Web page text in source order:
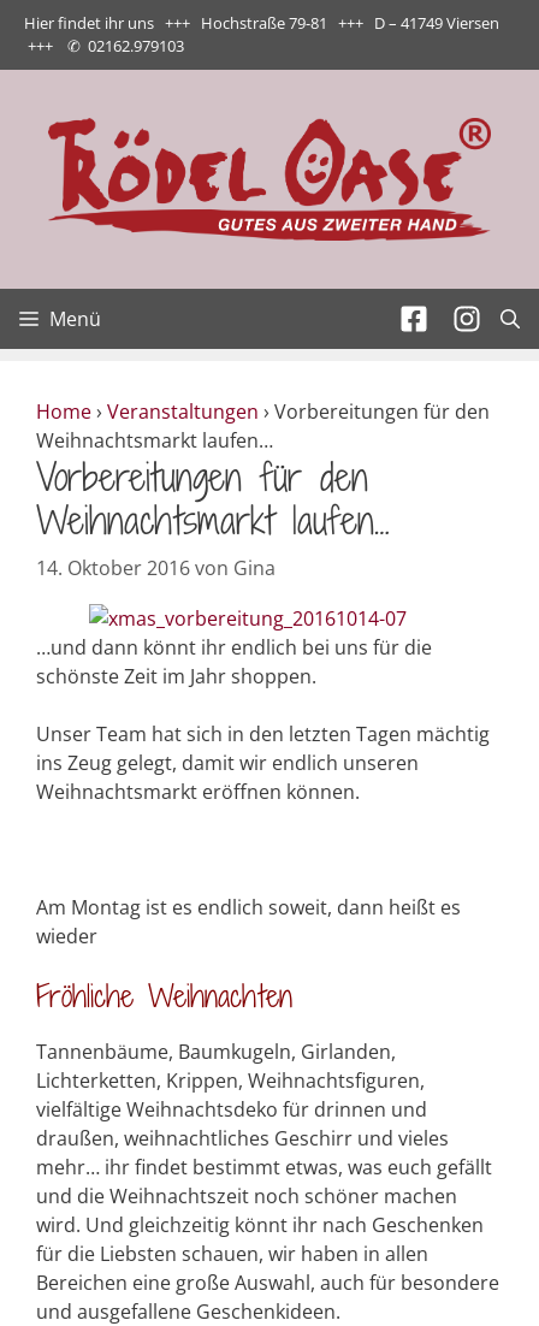
Zum
Inhalt
springen
Hier findet ihr uns +++ Hochstraße 79-81 +++ D – 41749 Viersen
+++ ✆ 02162.979103
Menü
Home› Veranstaltungen › Vorbereitungen für den
Weihnachtsmarkt laufen…
Vorbereitungen für den
Weihnachtsmarkt laufen…
14. Oktober 2016von Gina
…und dann könnt ihr endlich bei uns für die
schönste Zeit im Jahr shoppen.
Unser Team hat sich in den letzten Tagen mächtig
ins Zeug gelegt, damit wir endlich unseren
Weihnachtsmarkt eröffnen können.
Am Montag ist es endlich soweit, dann heißt es
wieder
Fröhliche Weihnachten
Tannenbäume, Baumkugeln, Girlanden,
Lichterketten, Krippen, Weihnachtsfiguren,
vielfältige Weihnachtsdeko für drinnen und
draußen, weihnachtliches Geschirr und vieles
mehr… ihr findet bestimmt etwas, was euch gefällt
und die Weihnachtszeit noch schöner machen
wird. Und gleichzeitig könnt ihr nach Geschenken
für die Liebsten schauen, wir haben in allen
Bereichen eine große Auswahl, auch für besondere
und ausgefallene Geschenkideen.